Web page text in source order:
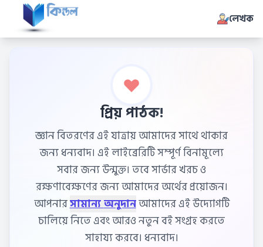
লেখক
প্রিয় পাঠক!
জ্ঞান বিতরণের এই যাত্রায় আমাদের সাথে থাকার
জন্য ধন্যবাদ। এই লাইব্রেরিটি সম্পূর্ণ বিনামূল্যে
সবার জন্য উন্মুক্ত। তবে সার্ভার খরচ ও
রক্ষণাবেক্ষণের জন্য আমাদের অর্থের প্রয়োজন।
আপনার
সামান্য অনুদানআমাদের এই উদ্যোগটি
চালিয়ে নিতে এবং আরও নতুন বই সংগ্রহ করতে
সাহায্য করবে। ধন্যবাদ।